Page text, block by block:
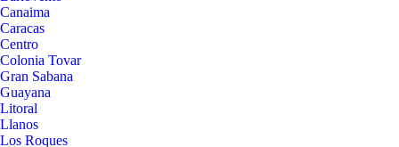
Canaima
Caracas
Centro
Colonia Tovar
Gran Sabana
Guayana
Litoral
Llanos
Los Roques